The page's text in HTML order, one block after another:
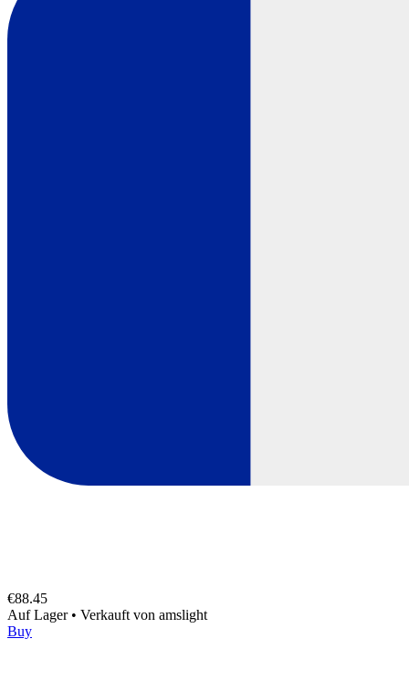
€88.45
Auf Lager • Verkauft von amslight
Buy